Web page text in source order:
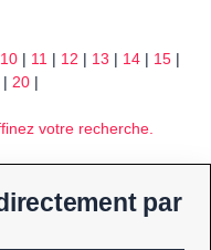
10 | 11 | 12 | 13 | 14 | 15 |
| 20 |
votre recherche.
par